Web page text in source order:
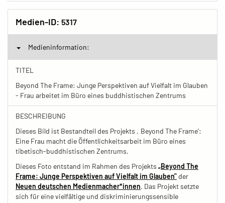
Medien-ID: 5317
Medieninformation:
TITEL
Beyond The Frame: Junge Perspektiven auf Vielfalt im Glauben
- Frau arbeitet im Büro eines buddhistischen Zentrums
BESCHREIBUNG
Dieses Bild ist Bestandteil des Projekts ‚Beyond The Frame‘:
Eine Frau macht die Öffentlichkeitsarbeit im Büro eines
tibetisch-buddhistischen Zentrums.
Dieses Foto entstand im Rahmen des Projekts „Beyond The
Frame: Junge Perspektiven auf Vielfalt im Glauben" der
Neuen deutschen Medienmacher*innen. Das Projekt setzte
sich für eine vielfältige und diskriminierungssensible